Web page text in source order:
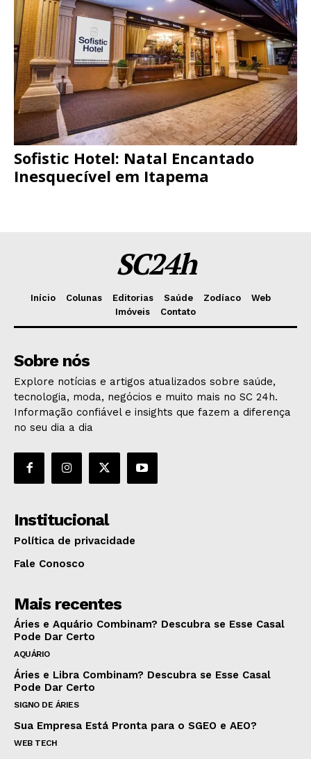
Sofistic Hotel: Natal Encantado
Inesquecível em Itapema
SC24h
Início Colunas Editorias Saúde Zodíaco
Web
Imóveis
Contato
Sobre nós
Explore notícias e artigos atualizados sobre saúde,
tecnologia, moda, negócios e muito mais no SC 24h.
Informação confiável e insights que fazem a diferença
no seu dia a dia
Institucional
Política de privacidade
Fale Conosco
Mais recentes
Áries e Aquário Combinam? Descubra se Esse Casal
Pode Dar Certo
AQUÁRIO
Áries e Libra Combinam? Descubra se Esse Casal
Pode Dar Certo
SIGNO DE ÁRIES
Sua Empresa Está Pronta para o SGEO e AEO?
WEB TECH